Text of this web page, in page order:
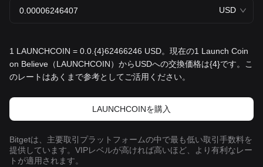
USD
1 LAUNCHCOIN = 0.0.{4}62466246 USD。現在の1 Launch Coin
on Believe（LAUNCHCOIN）からUSDへの交換価格は{4}です。こ
のレートはあくまで参考としてご活用ください。
LAUNCHCOINを‌購入
Bitgetは、主要取引プラットフォームの中で最も低い取引手数料を
提供しています。VIPレベルが高ければ高いほど、より有利なレー
トが適用されます。